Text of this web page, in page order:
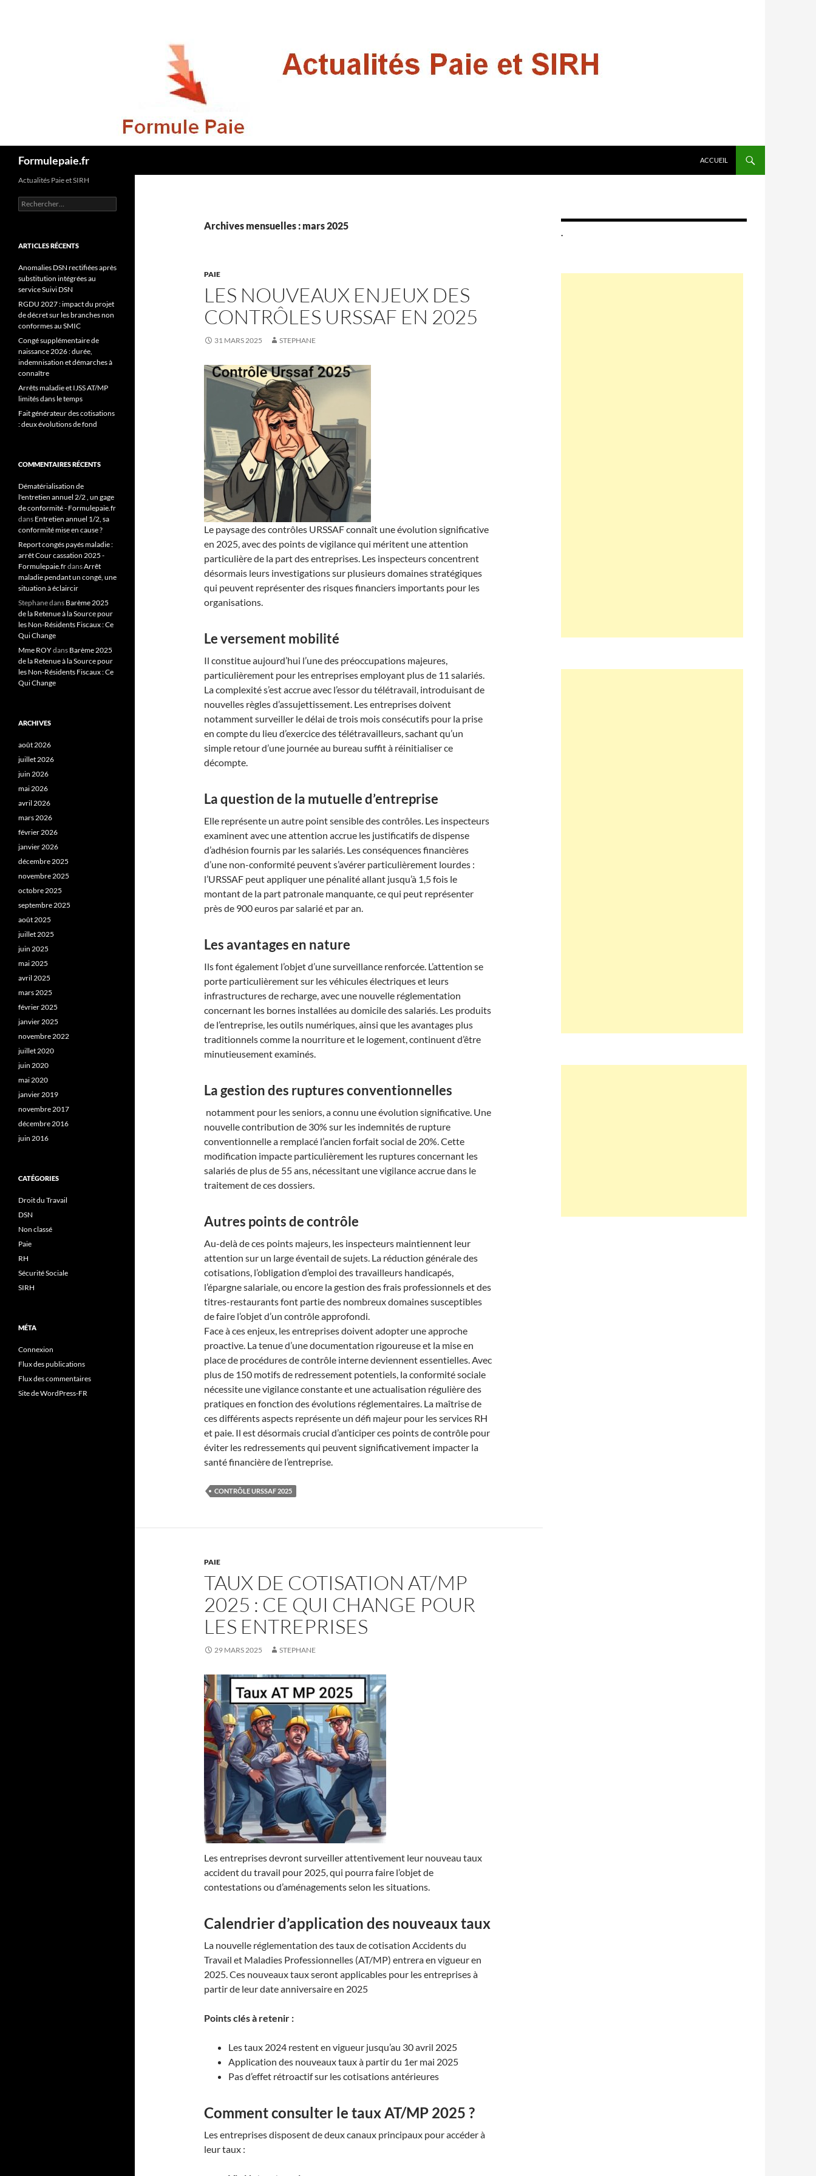
Formulepaie.fr
ACCUEIL
Archives mensuelles : mars 2025
PAIE
LES NOUVEAUX ENJEUX DES
CONTRÔLES URSSAF EN 2025
31 MARS 2025 STEPHANE
Le paysage des contrôles URSSAF connaît une évolution significative
en 2025, avec des points de vigilance qui méritent une attention
particulière de la part des entreprises. Les inspecteurs concentrent
désormais leurs investigations sur plusieurs domaines stratégiques
qui peuvent représenter des risques financiers importants pour les
organisations.
Le versement mobilité
Il constitue aujourd’hui l’une des préoccupations majeures,
particulièrement pour les entreprises employant plus de 11 salariés.
La complexité s’est accrue avec l’essor du télétravail, introduisant de
nouvelles règles d’assujettissement. Les entreprises doivent
notamment surveiller le délai de trois mois consécutifs pour la prise
en compte du lieu d’exercice des télétravailleurs, sachant qu’un
simple retour d’une journée au bureau suffit à réinitialiser ce
décompte.
La question de la mutuelle d’entreprise
Elle représente un autre point sensible des contrôles. Les inspecteurs
examinent avec une attention accrue les justificatifs de dispense
d’adhésion fournis par les salariés. Les conséquences financières
d’une non-conformité peuvent s’avérer particulièrement lourdes :
l’URSSAF peut appliquer une pénalité allant jusqu’à 1,5 fois le
montant de la part patronale manquante, ce qui peut représenter
près de 900 euros par salarié et par an.
Les avantages en nature
Ils font également l’objet d’une surveillance renforcée. L’attention se
porte particulièrement sur les véhicules électriques et leurs
infrastructures de recharge, avec une nouvelle réglementation
concernant les bornes installées au domicile des salariés. Les produits
de l’entreprise, les outils numériques, ainsi que les avantages plus
traditionnels comme la nourriture et le logement, continuent d’être
minutieusement examinés.
La gestion des ruptures conventionnelles
notamment pour les seniors, a connu une évolution significative. Une
nouvelle contribution de 30% sur les indemnités de rupture
conventionnelle a remplacé l’ancien forfait social de 20%. Cette
modification impacte particulièrement les ruptures concernant les
salariés de plus de 55 ans, nécessitant une vigilance accrue dans le
traitement de ces dossiers.
Autres points de contrôle
Au-delà de ces points majeurs, les inspecteurs maintiennent leur
attention sur un large éventail de sujets. La réduction générale des
cotisations, l’obligation d’emploi des travailleurs handicapés,
l’épargne salariale, ou encore la gestion des frais professionnels et des
titres-restaurants font partie des nombreux domaines susceptibles
de faire l’objet d’un contrôle approfondi.
Face à ces enjeux, les entreprises doivent adopter une approche
proactive. La tenue d’une documentation rigoureuse et la mise en
place de procédures de contrôle interne deviennent essentielles. Avec
plus de 150 motifs de redressement potentiels, la conformité sociale
nécessite une vigilance constante et une actualisation régulière des
pratiques en fonction des évolutions réglementaires. La maîtrise de
ces différents aspects représente un défi majeur pour les services RH
et paie. Il est désormais crucial d’anticiper ces points de contrôle pour
éviter les redressements qui peuvent significativement impacter la
santé financière de l’entreprise.
CONTRÔLE URSSAF 2025
PAIE
TAUX DE COTISATION AT/MP
2025 : CE QUI CHANGE POUR
LES ENTREPRISES
29 MARS 2025 STEPHANE
Les entreprises devront surveiller attentivement leur nouveau taux
accident du travail pour 2025, qui pourra faire l’objet de
contestations ou d’aménagements selon les situations.
Calendrier d’application des nouveaux taux
La nouvelle réglementation des taux de cotisation Accidents du
Travail et Maladies Professionnelles (AT/MP) entrera en vigueur en
2025. Ces nouveaux taux seront applicables pour les entreprises à
partir de leur date anniversaire en 2025
Points clés à retenir :
Les taux 2024 restent en vigueur jusqu’au 30 avril 2025
Application des nouveaux taux à partir du 1er mai 2025
Pas d’effet rétroactif sur les cotisations antérieures
Comment consulter le taux AT/MP 2025 ?
Les entreprises disposent de deux canaux principaux pour accéder à
leur taux :
.
Actualités Paie et SIRH
Rechercher :
ARTICLES RÉCENTS
Anomalies DSN rectifiées après
substitution intégrées au
service Suivi DSN
RGDU 2027 : impact du projet
de décret sur les branches non
conformes au SMIC
Congé supplémentaire de
naissance 2026 : durée,
indemnisation et démarches à
connaître
Arrêts maladie et IJSS AT/MP
limités dans le temps
Fait générateur des cotisations
: deux évolutions de fond
COMMENTAIRES RÉCENTS
Dématérialisation de
l'entretien annuel 2/2 , un gage
de conformité - Formulepaie.fr
dans Entretien annuel 1/2, sa
conformité mise en cause ?
Report congés payés maladie :
arrêt Cour cassation 2025 -
Formulepaie.frdansArrêt
maladie pendant un congé, une
situation à éclaircir
Stephanedans Barème 2025
de la Retenue à la Source pour
les Non-Résidents Fiscaux : Ce
Qui Change
Mme ROYdans Barème 2025
de la Retenue à la Source pour
les Non-Résidents Fiscaux : Ce
Qui Change
ARCHIVES
août 2026
juillet 2026
juin 2026
mai 2026
avril 2026
mars 2026
février 2026
janvier 2026
décembre 2025
novembre 2025
octobre 2025
septembre 2025
août 2025
juillet 2025
juin 2025
mai 2025
avril 2025
mars 2025
février 2025
janvier 2025
novembre 2022
juillet 2020
juin 2020
mai 2020
janvier 2019
novembre 2017
décembre 2016
juin 2016
CATÉGORIES
Droit du Travail
DSN
Non classé
Paie
RH
Sécurité Sociale
SIRH
MÉTA
Connexion
Flux des publications
Flux des commentaires
Site de WordPress-FR